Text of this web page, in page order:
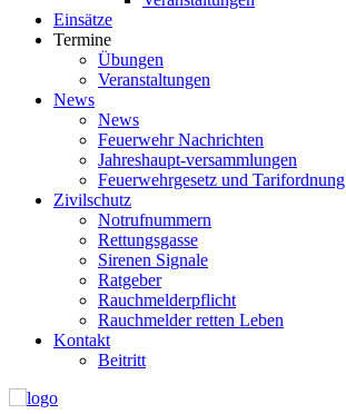
Einsätze
Termine
Übungen
Veranstaltungen
News
News
Feuerwehr Nachrichten
Jahreshaupt-versammlungen
Feuerwehrgesetz und Tarifordnung
Zivilschutz
Notrufnummern
Rettungsgasse
Sirenen Signale
Ratgeber
Rauchmelderpflicht
Rauchmelder retten Leben
Kontakt
Beitritt